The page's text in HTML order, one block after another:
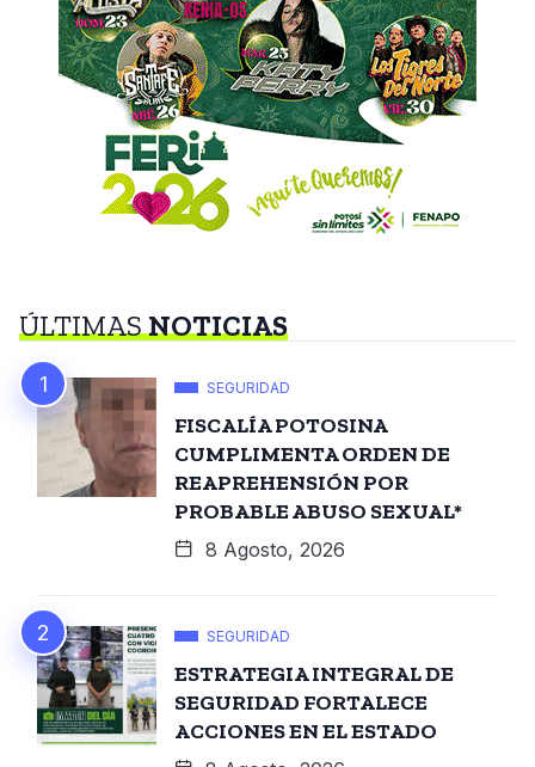
ÚLTIMASNOTICIAS
SEGURIDAD
FISCALÍA POTOSINA
CUMPLIMENTA ORDEN DE
REAPREHENSIÓN POR
PROBABLE ABUSO SEXUAL*
8 Agosto, 2026
SEGURIDAD
ESTRATEGIA INTEGRAL DE
SEGURIDAD FORTALECE
ACCIONES EN EL ESTADO